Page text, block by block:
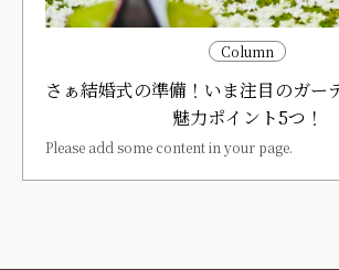
Column
さぁ結婚式の準備！いま注目のガー
魅力ポイント5つ！
Please add some content in your page.